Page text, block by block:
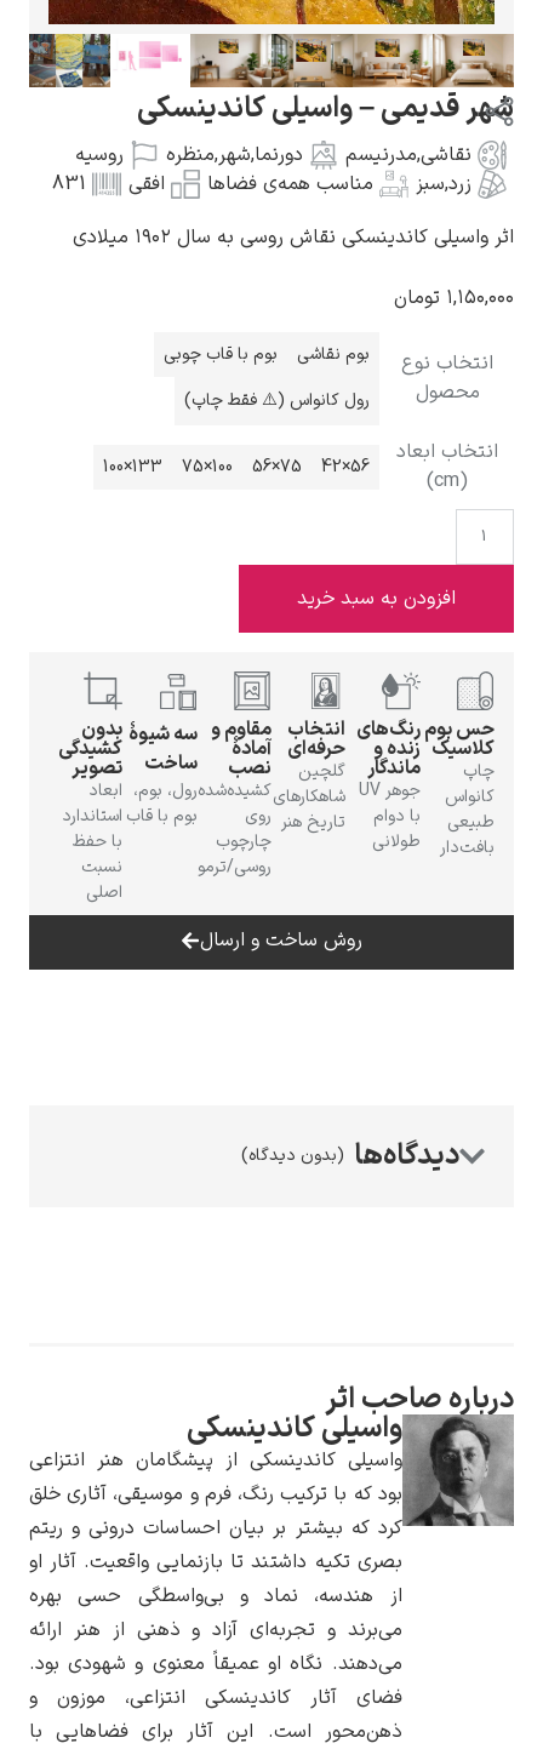
گوستاو کلیمت
ادوارد هاپر
پیر آگوست رنوآر
پل سزان
شهر قدیمی – واسیلی کاندینسکی
نقاشی,مدرنیسم دورنما,شهر,منظره
روسیه
زرد,سبز مناسب همه‌ی فضاها افقی
831
اثر واسیلی کاندینسکی نقاش روسی به سال ۱۹۰۲ میلادی
۱,۱۵۰,۰۰۰ تومان
انتخاب نوع
محصول
بوم نقاشی
بوم با قاب چوبی
رول کانواس (⚠️ فقط چاپ)
انتخاب ابعاد
(cm)
56×42
75×56
100×75
133×100
افزودن به سبد خرید
حس بوم
کلاسیک
چاپ
کانواس
طبیعی
بافت‌دار
رنگ‌های
زنده و
ماندگار
جوهر UV
با دوام
طولانی
انتخاب
حرفه‌ای
گلچین
شاهکارهای
تاریخ هنر
مقاوم و
آمادهٔ
نصب
کشیده‌شده
روی
چارچوب
روسی/ترمو
سه شیوهٔ
ساخت
رول، بوم،
بوم با قاب
بدون
کشیدگی
تصویر
ابعاد
استاندارد
با حفظ
نسبت
اصلی
روش ساخت و ارسال
(بدون دیدگاه)
درباره صاحب اثر
واسیلی کاندینسکی
واسیلی کاندینسکی از پیشگامان هنر انتزاعی
بود که با ترکیب رنگ، فرم و موسیقی، آثاری خلق
کرد که بیشتر بر بیان احساسات درونی و ریتم
بصری تکیه داشتند تا بازنمایی واقعیت. آثار او
از هندسه، نماد و بی‌واسطگی حسی بهره
می‌برند و تجربه‌ای آزاد و ذهنی از هنر ارائه
می‌دهند. نگاه او عمیقاً معنوی و شهودی بود.
فضای آثار کاندینسکی انتزاعی، موزون و
ذهن‌محور است. این آثار برای فضاهایی با